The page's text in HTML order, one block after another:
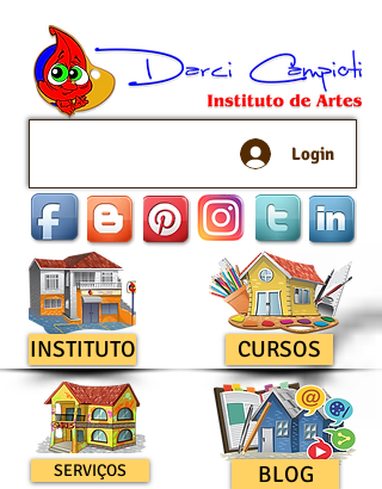
Login
INSTITUTO
SERVIÇOS
CURSOS
BLOG